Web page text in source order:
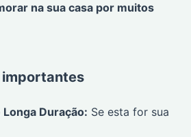
na sua casa por muitos
Duração: Se esta for sua